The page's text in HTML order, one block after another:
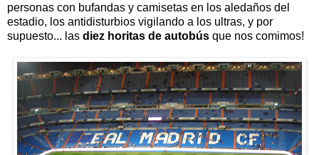
personas con bufandas y camisetas en los aledaños del
estadio, los antidisturbios vigilando a los ultras, y por
supuesto... las diez horitas de autobús que nos comimos!